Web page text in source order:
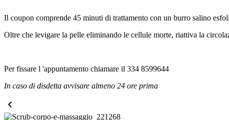
Il coupon comprende 45 minuti di trattamento con un burro salino
Oltre che levigare la pelle eliminando le cellule morte, riattiva la
Per fissare l 'appuntamento chiamare il 334 8599644
In caso di disdetta avvisare almeno 24 ore prima
